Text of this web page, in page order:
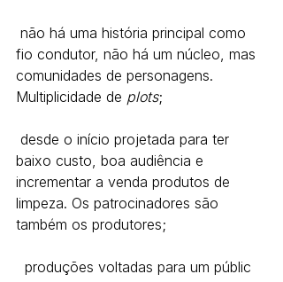
fio condutor, não há um núcleo, mas
comunidades de personagens.
Multiplicidade de plots;
baixo custo, boa audiência e
incrementar a venda produtos de
limpeza. Os patrocinadores são
também os produtores;